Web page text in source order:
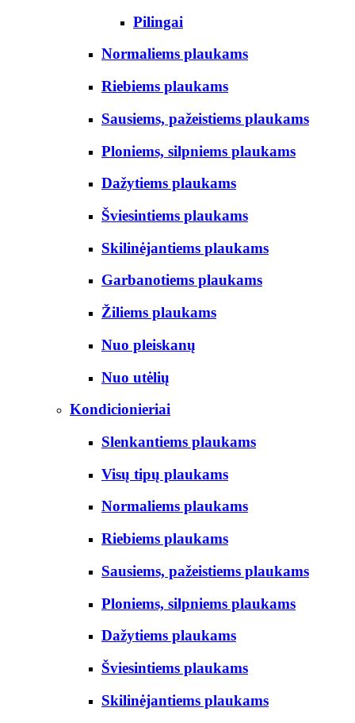
Pilingai
Normaliems plaukams
Riebiems plaukams
Sausiems, pažeistiems plaukams
Ploniems, silpniems plaukams
Dažytiems plaukams
Šviesintiems plaukams
Skilinėjantiems plaukams
Garbanotiems plaukams
Žiliems plaukams
Nuo pleiskanų
Nuo utėlių
Kondicionieriai
Slenkantiems plaukams
Visų tipų plaukams
Normaliems plaukams
Riebiems plaukams
Sausiems, pažeistiems plaukams
Ploniems, silpniems plaukams
Dažytiems plaukams
Šviesintiems plaukams
Skilinėjantiems plaukams